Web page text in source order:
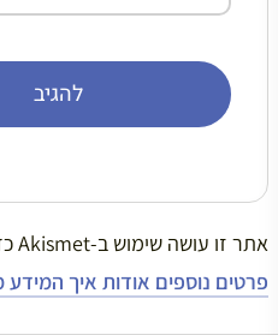
אתר זו עושה שימוש ב-Akismet כדי לסנן תגובות זבל.
פרטים נוספים אודות איך